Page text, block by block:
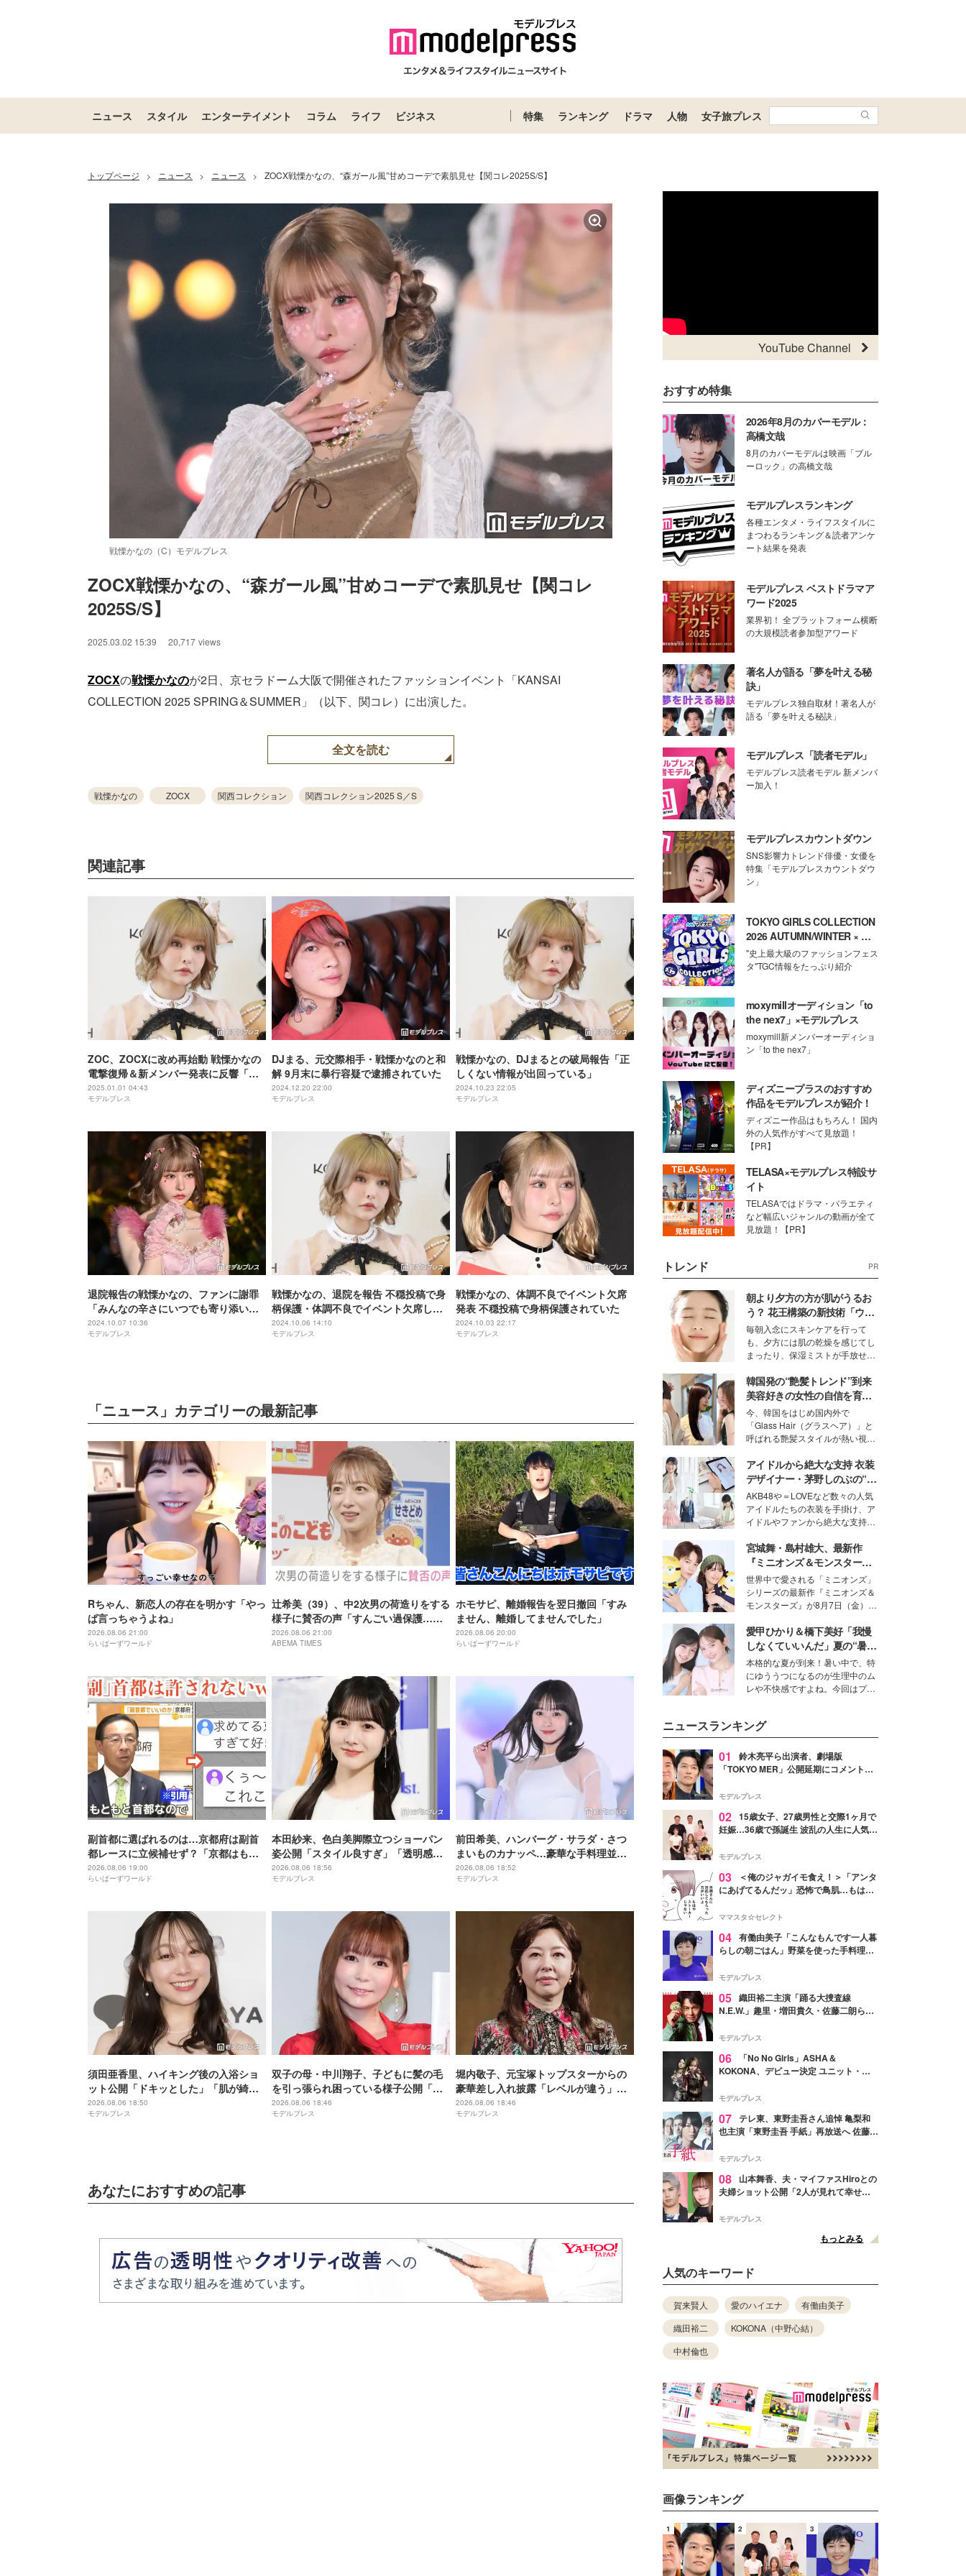
ニュース スタイル エンターテイメント コラム ライフ ビジネス 特集 ランキング ドラマ 人物 女子旅プレス
トップページ > ニュース > ニュース > ZOCX戦慄かなの、“森ガール風”甘めコーデで素肌見せ【関コレ2025S/S】
戦慄かなの（C）モデルプレス
ZOCX戦慄かなの、“森ガール風”甘めコーデで素肌見せ【関コレ
2025S/S】
2025.03.02 15:39 20,717 views
ZOCXの戦慄かなのが2日、京セラドーム大阪で開催されたファッションイベント「KANSAI
COLLECTION 2025 SPRING＆SUMMER」（以下、関コレ）に出演した。
全文を読む
戦慄かなの ZOCX 関西コレクション 関西コレクション2025 S／S
関連記事
ZOC、ZOCXに改め再始動 戦慄かなの
電撃復帰＆新メンバー発表に反響「最
高」「嬉しい」
2025.01.01 04:43
モデルプレス
DJまる、元交際相手・戦慄かなのと和
解 9月末に暴行容疑で逮捕されていた
2024.12.20 22:00
モデルプレス
戦慄かなの、DJまるとの破局報告「正
しくない情報が出回っている」
2024.10.23 22:05
モデルプレス
退院報告の戦慄かなの、ファンに謝罪
「みんなの辛さにいつでも寄り添いた
い」不穏投稿で身柄保護・体調不良で
イベント欠席していた
2024.10.07 10:36
モデルプレス
戦慄かなの、退院を報告 不穏投稿で身
柄保護・体調不良でイベント欠席して
いた
2024.10.06 14:10
モデルプレス
戦慄かなの、体調不良でイベント欠席
発表 不穏投稿で身柄保護されていた
2024.10.03 22:17
モデルプレス
「ニュース」カテゴリーの最新記事
Rちゃん、新恋人の存在を明かす「やっ
ぱ言っちゃうよね」
2026.08.06 21:00
らいばーずワールド
辻希美（39）、中2次男の荷造りをする
様子に賛否の声「すんごい過保護…」
「全部ママが準備してくれるんだ」
2026.08.06 21:00
ABEMA TIMES
ホモサピ、離婚報告を翌日撤回「すみ
ません、離婚してませんでした」
2026.08.06 20:00
らいばーずワールド
副首都に選ばれるのは…京都府は副首
都レースに立候補せず？「京都はもと
もと首都」
2026.08.06 19:00
らいばーずワールド
本田紗来、色白美脚際立つショーパン
姿公開「スタイル良すぎ」「透明感が
増してる」の声
2026.08.06 18:56
モデルプレス
前田希美、ハンバーグ・サラダ・さつ
まいものカナッペ…豪華な手料理並ぶ
食卓公開「全部美味しそう」「盛り付
けがおしゃれ」と絶賛の声
2026.08.06 18:52
モデルプレス
須田亜香里、ハイキング後の入浴ショ
ット公開「ドキッとした」「肌が綺
麗」と反響
2026.08.06 18:50
モデルプレス
双子の母・中川翔子、子どもに髪の毛
を引っ張られ困っている様子公開「マ
マあるある」「乱れっぷりに笑った」
と反響
2026.08.06 18:46
モデルプレス
堀内敬子、元宝塚トップスターからの
豪華差し入れ披露「レベルが違う」
「これは嬉しすぎる」と反響
2026.08.06 18:46
モデルプレス
あなたにおすすめの記事
YouTube Channel
おすすめ特集
2026年8月のカバーモデル：
高橋文哉
8月のカバーモデルは映画「ブル
ーロック」の高橋文哉
モデルプレスランキング
各種エンタメ・ライフスタイルに
まつわるランキング＆読者アンケ
ート結果を発表
モデルプレス ベストドラマア
ワード2025
業界初！ 全プラットフォーム横断
の大規模読者参加型アワード
著名人が語る「夢を叶える秘
訣」
モデルプレス独自取材！著名人が
語る「夢を叶える秘訣」
モデルプレス「読者モデル」
モデルプレス読者モデル 新メンバ
ー加入！
モデルプレスカウントダウン
SNS影響力トレンド俳優・女優を
特集「モデルプレスカウントダウ
ン」
TOKYO GIRLS COLLECTION
2026 AUTUMN/WINTER × モ
デルプレス
"史上最大級のファッションフェス
タ"TGC情報をたっぷり紹介
moxymillオーディション「to
the nex7」×モデルプレス
moxymill新メンバーオーディショ
ン「to the nex7」
ディズニープラスのおすすめ
作品をモデルプレスが紹介！
ディズニー作品はもちろん！ 国内
外の人気作がすべて見放題！
【PR】
TELASA×モデルプレス特設サ
イト
TELASAではドラマ・バラエティ
など幅広いジャンルの動画が全て
見放題！【PR】
トレンド PR
朝より夕方の方が肌がうるお
う？ 花王構築の新技術「ウォ
ーターキャプチャリングスキ
ン（捕水肌）」がスキンケア
の常識を変える予感
毎朝入念にスキンケアを行って
も、夕方には肌の乾燥を感じてし
まったり、保湿ミストが手放せな
な美容の常識を大きく変える可能
性を秘めた、革新的な「Water
Capturing Skin（ウォーターキャ
プチャリングスキン：捕水肌）」
技術を、花王が構築した。
韓国発の“艶髪トレンド”到来
美容好きの女性の自信を育む
「ヘアケア事情」って？
今、韓国をはじめ国内外で
「Glass Hair（グラスヘア）」と
呼ばれる艶髪スタイルが熱い視線
ションの完成度を高めるベースと
して、“髪そのものの美しさ”に改
めて注目する人が増えている様
子。今回は、そんな憧れの艶やか
な髪を日常で叶える、美容好きの
女性たちのヘアケア事情を紹介し
ます。
アイドルから絶大な支持 衣装
デザイナー・茅野しのぶの“可
愛い”を作る美学＜「シチズン
クロスシー」インタビュー＞
AKB48や＝LOVEなど数々の人気
アイドルたちの衣装を手掛け、ア
イドルやファンから絶大な支持を
取締役兼クリエイティブディレク
ター・茅野しのぶ。一人ひとりの
個性に寄り添い、魅力を引き出す
衣装作りは、多くの女性たちに勇
気と自信を与え続けている。
宮城舞・島村雄大、最新作
『ミニオンズ＆モンスター
ズ』の魅力熱弁 ハチャメチャ
だけじゃない“友情と絆”に感
動
世界中で愛される「ミニオンズ」
シリーズの最新作『ミニオンズ＆
モンスターズ』が8月7日（金）に
ニオン好き”という共通点を持つモ
デルの宮城舞と島村雄大の特別対
談をお届け！それぞれの視点か
ら、今作ならではの魅力や予想外
の感動をもたらす奥深いストーリ
ーについて熱く語り合ってもらっ
愛甲ひかり＆橋下美好「我慢
しなくていいんだ」夏の“暑さ
対策”の新しい選択肢とは？
本格的な夏が到来！暑い中で、特
にゆううつになるのが生理中のム
レや不快感ですよね。今回はプラ
好さんを迎えて本音で女子会トー
ク。猛暑のお出かけを快適に過ご
すヒントや、2人が感動した夏の
生理の新常識にも迫りました。
ニュースランキング
01
鈴木亮平ら出演者、劇場版
「TOKYO MER」公開延期にコメント
最大の敬意とエールを」
モデルプレス
02 15歳女子、27歳男性と交際1ヶ月で
妊娠…36歳で孫誕生 波乱の人生に人気タ
よ！」
モデルプレス
03
＜俺のジャガイモ食え！＞「アンタ
にあげてるんだッ」恐怖で鳥肌…もはや
ママスタ☆セレクト
04 有働由美子「こんなもんです一人暮
らしの朝ごはん」野菜を使った手料理公
そう」と反響
モデルプレス
05 織田裕二主演「踊る大捜査線
N.E.W.」趣里・増田貴久・佐藤二朗ら新
徴する“謎のキーワード”も
モデルプレス
06
「No No Girls」ASHA＆
KOKONA、デビュー決定 ユニット・
リリースへ
モデルプレス
07 テレ東、東野圭吾さん追悼 亀梨和
也主演「東野圭吾 手紙」再放送へ 佐藤隆
モデルプレス
08
山本舞香、夫・マイファスHiroとの
夫婦ショット公開「2人が見れて幸せ」
モデルプレス
もっとみる
人気のキーワード
賀来賢人 愛のハイエナ
有働由美子
織田裕二
KOKONA（中野心結）
中村倫也
画像ランキング
1 2 3